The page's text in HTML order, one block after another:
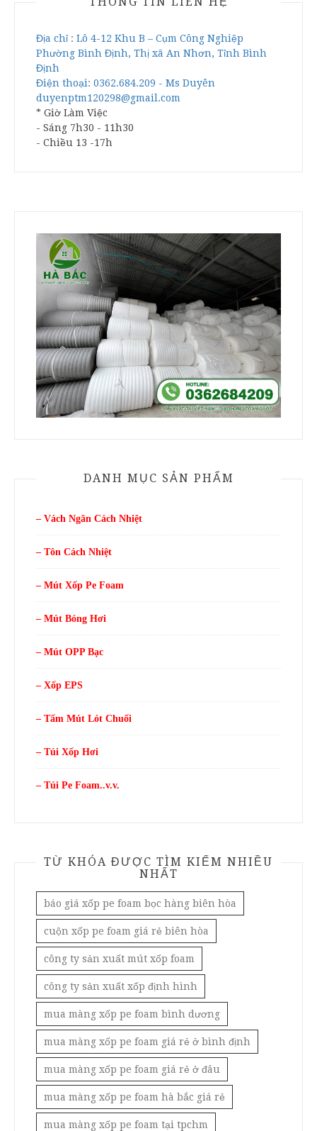
Địa chỉ : Lô 4-12 Khu B – Cụm Công Nghiệp
Phường Bình Định, Thị xã An Nhơn, Tỉnh Bình
Định
Điện thoại: 0362.684.209 - Ms Duyên
duyenptm120298@gmail.com
* Giờ Làm Việc
- Sáng 7h30 - 11h30
- Chiều 13 -17h
DANH MỤC SẢN PHẨM
– Vách Ngăn Cách Nhiệt
– Tôn Cách Nhiệt
– Mút Xốp Pe Foam
– Mút Bóng Hơi
– Mút OPP Bạc
– Xốp EPS
– Tấm Mút Lót Chuối
– Túi Xốp Hơi
– Túi Pe Foam..v.v.
TỪ KHÓA ĐƯỢC TÌM KIẾM NHIỀU
NHẤT
báo giá xốp pe foam bọc hàng biên hòa
cuộn xốp pe foam giá rẻ biên hòa
công ty sản xuất mút xốp foam
công ty sản xuất xốp định hình
mua màng xốp pe foam bình dương
mua màng xốp pe foam giá rẻ ở bình định
mua màng xốp pe foam giá rẻ ở đâu
mua màng xốp pe foam hà bắc giá rẻ
mua màng xốp pe foam tại tpchm